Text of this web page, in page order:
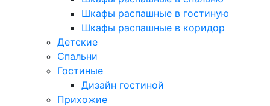
Шкафы распашные в гостиную
Шкафы распашные в коридор
Детские
Спальни
Гостиные
Дизайн гостиной
Прихожие